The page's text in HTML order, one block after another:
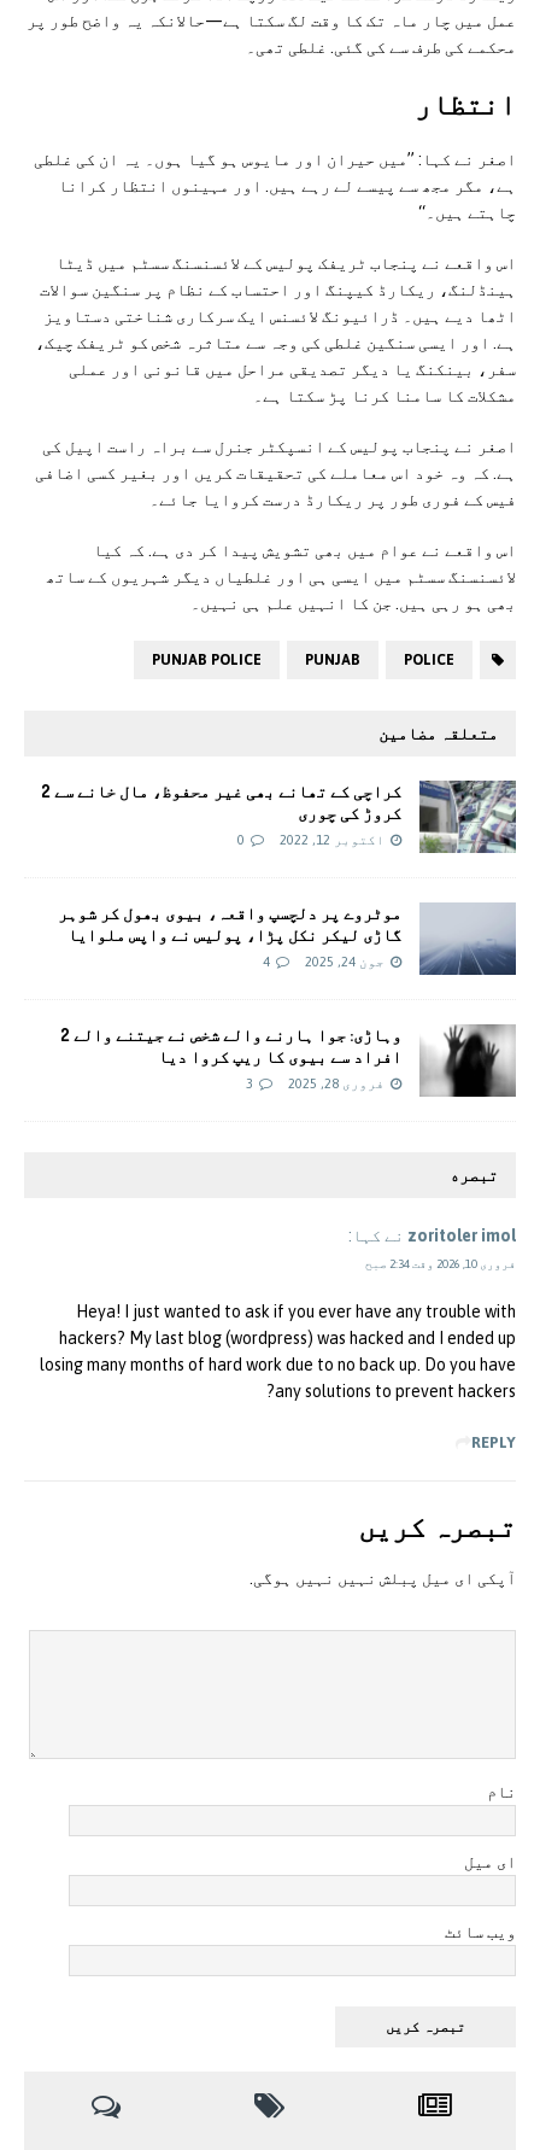
عمل میں چار ماہ تک کا وقت لگ سکتا ہے—حالانکہ یہ واضح طور پر
محکمے کی طرف سے کی گئی. غلطی تھی۔
انتظار
اصغر نے کہا: ”میں حیران اور مایوس ہو گیا ہوں۔ یہ ان کی غلطی
ہے، مگر مجھ سے پیسے لے رہے ہیں. اور مہینوں انتظار کرانا
چاہتے ہیں۔“
اس واقعے نے پنجاب ٹریفک پولیس کے لائسنسنگ سسٹم میں ڈیٹا
ہینڈلنگ، ریکارڈ کیپنگ اور احتساب کے نظام پر سنگین سوالات
اٹھا دیے ہیں۔ ڈرائیونگ لائسنس ایک سرکاری شناختی دستاویز
ہے. اور ایسی سنگین غلطی کی وجہ سے متاثرہ شخص کو ٹریفک چیک،
سفر، بینکنگ یا دیگر تصدیقی مراحل میں قانونی اور عملی
مشکلات کا سامنا کرنا پڑ سکتا ہے۔
اصغر نے پنجاب پولیس کے انسپکٹر جنرل سے براہ راست اپیل کی
ہے. کہ وہ خود اس معاملے کی تحقیقات کریں اور بغیر کسی اضافی
فیس کے فوری طور پر ریکارڈ درست کروایا جائے۔
اس واقعے نے عوام میں بھی تشویش پیدا کر دی ہے. کہ کیا
لائسنسنگ سسٹم میں ایسی ہی اور غلطیاں دیگر شہریوں کے ساتھ
بھی ہو رہی ہیں. جن کا انہیں علم ہی نہیں۔
POLICE
PUNJAB
PUNJAB POLICE
متعلقہ مضامین
کراچی کے تھانے بھی غیر محفوظ، مال خانے سے 2
کروڑ کی چوری
اکتوبر 12, 2022 0
موٹروے پر دلچسپ واقعہ، بیوی بھول کر شوہر
گاڑی لیکر نکل پڑا، پولیس نے واپس ملوایا
جون 24, 2025 4
وہاڑی: جوا ہارنے والے شخص نے جیتنے والے 2
افراد سے بیوی کا ریپ کروا دیا
فروری 28, 2025 3
تبصره
zoritoler imol نے کہا:
فروری 10, 2026 وقت 2:34 صبح
Heya! I just wanted to ask if you ever have any trouble with
hackers? My last blog (wordpress) was hacked and I ended up
losing many months of hard work due to no back up. Do you have
any solutions to prevent hackers?
REPLY
تبصرہ کريں
آپکی ای ميل پبلش نہيں نہيں ہوگی.
نام
ای میل
ویب سائٹ